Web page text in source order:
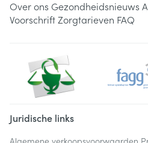
Over ons Gezondheidsnieuws
VoorschriftZorgtarieven FAQ
Juridische links
Algemene verkoopsvoorwaarden